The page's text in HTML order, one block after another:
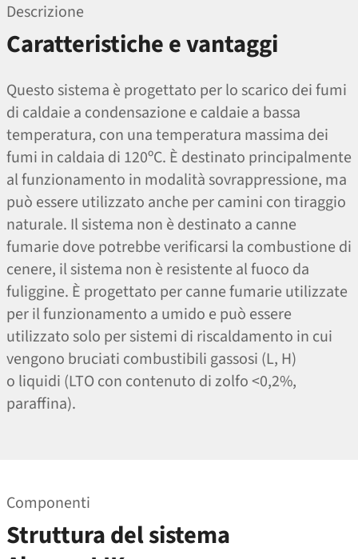
Descrizione
Caratteristiche e vantaggi
Questo sistema è progettato per lo scarico dei fumi
di caldaie a condensazione e caldaie a bassa
temperatura, con una temperatura massima dei
fumi in caldaia di 120ºC. È destinato principalmente
al funzionamento in modalità sovrappressione, ma
può essere utilizzato anche per camini con tiraggio
naturale. Il sistema non è destinato a canne
fumarie dove potrebbe verificarsi la combustione di
cenere, il sistema non è resistente al fuoco da
fuliggine. È progettato per canne fumarie utilizzate
per il funzionamento a umido e può essere
utilizzato solo per sistemi di riscaldamento in cui
vengono bruciati combustibili gassosi (L, H)
o liquidi (LTO con contenuto di zolfo <0,2%,
paraffina).
Componenti
Struttura del sistema